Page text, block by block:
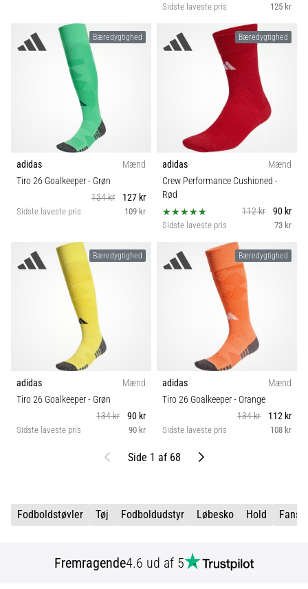
Sidste laveste pris 125 kr
Bæredygtighed
adidas
Mænd
Tiro 26 Goalkeeper- Grøn
134 kr
127 kr
Sidste laveste pris 109 kr
Bæredygtighed
adidas
Mænd
Crew Performance Cushioned -
Rød
112 kr
90 kr
Sidste laveste pris 73 kr
Bæredygtighed
adidas
Mænd
Tiro 26 Goalkeeper- Grøn
134 kr
90 kr
Sidste laveste pris 90 kr
Bæredygtighed
adidas
Mænd
Tiro 26 Goalkeeper- Orange
134 kr
112 kr
Sidste laveste pris 108 kr
TidligereSide 1 af 68 Næste
Fodboldstøvler Tøj Fodboldudstyr Løbesko Hold
Fremragende4.6 ud af 5